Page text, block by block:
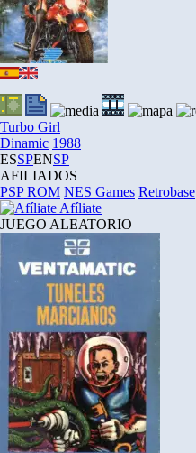
Turbo Girl
Dinamic 1988
ESSPENSP
AFILIADOS
PSP ROM NES Games Retrobase
Afíliate
JUEGO ALEATORIO